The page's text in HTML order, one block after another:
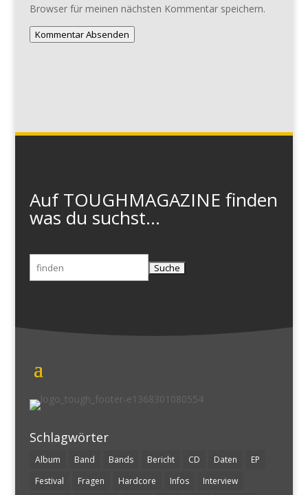
Browser für meinen nächsten Kommentar speichern.
Kommentar Absenden
Auf TOUGHMAGAZINE finden
was du suchst...
Suchen
nach:
Schlagwörter
Album Band Bands Bericht CD Daten
EP
Festival
Fragen Hardcore Infos Interview